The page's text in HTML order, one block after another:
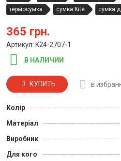
термосумка
сумка Kite сумка
365 грн.
Артикул: K24-2707-1
В НАЛИЧИИ
КУПИТЬ в
Колір
Матеріал
Виробник
Для кого